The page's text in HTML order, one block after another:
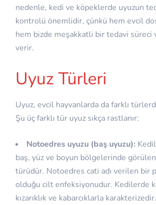
nedenle, kedi ve köpeklerde uyuzun
kontrolü önemlidir, çünkü hem evcil
hem bizde meşakkatli bir tedavi süreci
verir.
Uyuz Türleri
Uyuz, evcil hayvanlarda da farklı
Şu üç farklı tür uyuz sıkça rastlanır:
Notoedres uyuzu (baş uyuzu):
baş, yüz ve boyun bölgelerinde
türüdür. Notoedres cati adı verilen bir
olduğu cilt enfeksiyonudur. Kedilerde
kızarıklık ve kabarcıklarla karakterizedir.